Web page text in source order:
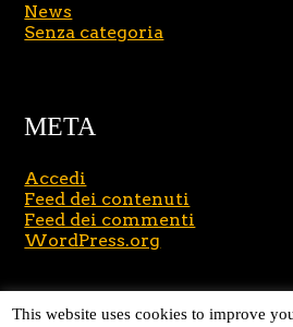
News
Senza categoria
META
Accedi
Feed dei contenuti
Feed dei commenti
WordPress.org
Copyright © 2026 Massimo
This website uses cookies to improve